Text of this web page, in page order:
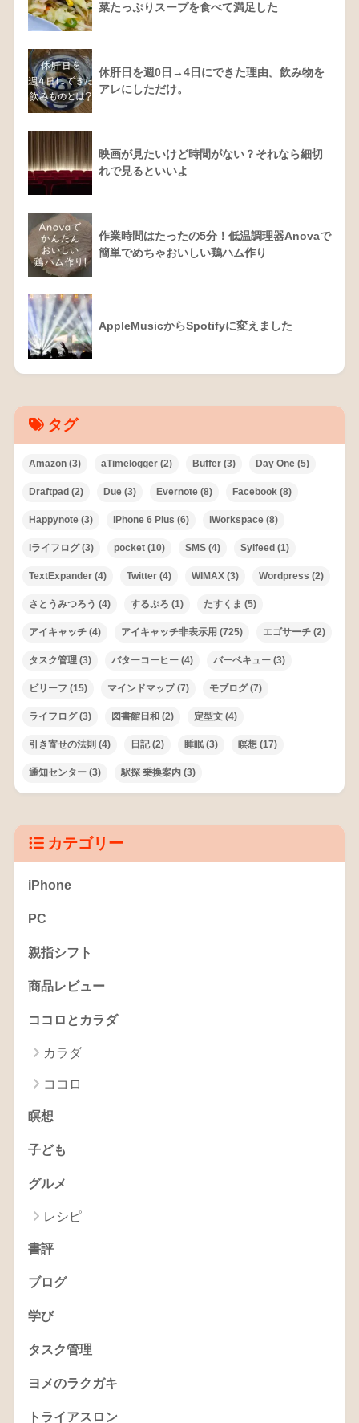
菜たっぷりスープを食べて満足した
休肝日を週0日→4日にできた理由。飲み物を
アレにしただけ。
映画が見たいけど時間がない？それなら細切
れで見るといいよ
作業時間はたったの5分！低温調理器Anovaで
簡単でめちゃおいしい鶏ハム作り
AppleMusicからSpotifyに変えました
タグ
Amazon(3) aTimelogger(2) Buffer(3) Day One(5)
Draftpad(2) Due(3) Evernote(8) Facebook(8)
Happynote(3) iPhone 6 Plus (6) iWorkspace(8)
iライフログ(3) pocket(10) SMS(4) Sylfeed(1)
TextExpander(4) Twitter(4) WIMAX(3) Wordpress (2)
さとうみつろう (4) するぷろ (1) たすくま (5)
アイキャッチ(4) アイキャッチ非表示用 (725) エゴサーチ(2)
タスク管理(3) バターコーヒー(4) バーベキュー(3)
ビリーフ (15) マインドマップ(7) モブログ(7)
ライフログ(3) 図書館日和(2) 定型文(4)
引き寄せの法則 (4) 日記(2) 睡眠(3) 瞑想 (17)
通知センター(3) 駅探 乗換案内(3)
カテゴリー
iPhone
PC
親指シフト
商品レビュー
ココロとカラダ
カラダ
ココロ
瞑想
子ども
グルメ
レシピ
書評
ブログ
学び
タスク管理
ヨメのラクガキ
トライアスロン